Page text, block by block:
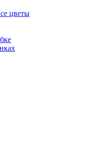
цветы